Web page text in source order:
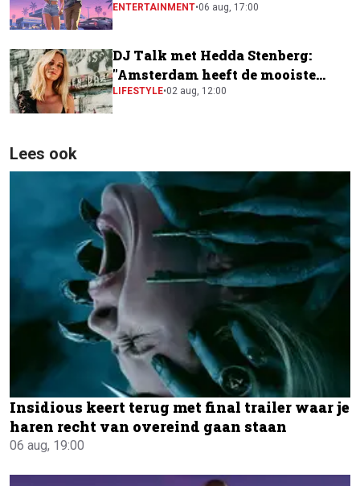
ENTERTAINMENT•06 aug, 17:00
DJ Talk met Hedda Stenberg:
"Amsterdam heeft de mooiste
festivalscene van Europa"
LIFESTYLE•02 aug, 12:00
Lees ook
Insidious keert terug met final trailer waar je
haren recht van overeind gaan staan
06 aug, 19:00